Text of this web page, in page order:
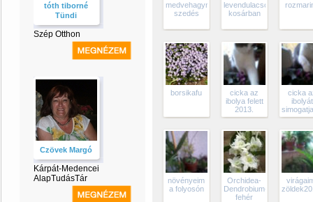
tóth tiborné
Tündi
Szép Otthon
Czövek Margó
Kárpát-Medencei
AlapTudásTár
medvehagyma-
szedés
levendulacsokrok
kosárban
borsikafu
cicka az
ibolya felett
2013.
cicka
ibolyát
növényeim
a folyosón
Orchidea-
Dendrobium-
fehér